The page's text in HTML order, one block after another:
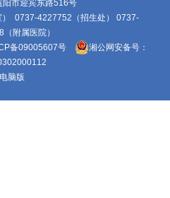
阳市迎宾东路516号
0737-4227752（招生处） 0737-
附属医院）
备09005607号
湘公网安备号：
电脑版